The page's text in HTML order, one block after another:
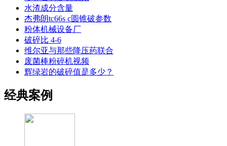
水渣成分含量
杰弗朗tc66s c圆锥破参数
粉体机械设备厂
破碎比 4-6
维尔亚与那些降压药联合
废菌棒粉碎机视频
辉绿岩的破碎值是多少？
经典案例